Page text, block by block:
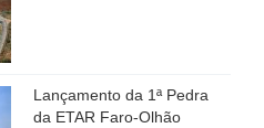
Lançamento da 1ª Pedra
da ETAR Faro-Olhão